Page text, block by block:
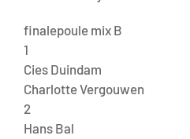
finalepoule mix B
1
Cies Duindam
Charlotte Vergouwen
2
Hans Bal